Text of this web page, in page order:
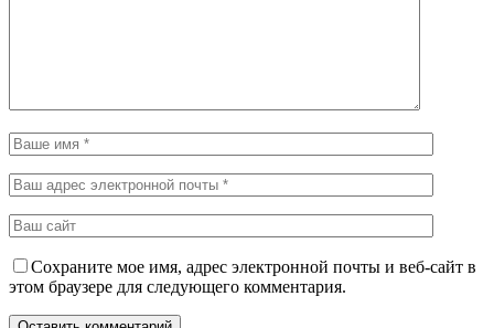
Сохраните мое имя, адрес электронной почты и веб-сайт в
этом браузере для следующего комментария.